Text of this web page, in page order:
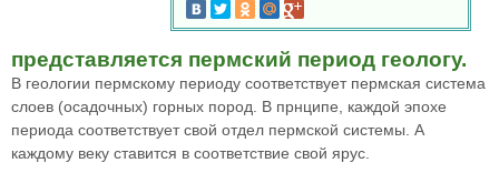
представляется пермский период геологу.
В геологии пермскому периоду соответствует пермская система
слоев (осадочных) горных пород. В прнципе, каждой эпохе
периода соответствует свой отдел пермской системы. А
каждому веку ставится в соответствие свой ярус.